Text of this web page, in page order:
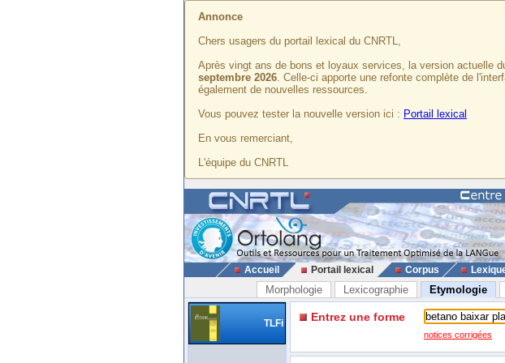
Annonce
Chers usagers du portail lexical du CNRTL,
Après vingt ans de bons et loyaux services, la version actuelle
septembre 2026. Celle-ci apporte une refonte complète de
également de nouvelles ressources.
Vous pouvez tester la nouvelle version ici : Portail lexical
En vous remerciant,
L'équipe du CNRTL
Accueil Portail lexical Corpus
Morphologie Lexicographie Etymologie
TLFi Entrez une forme
notices corrigées